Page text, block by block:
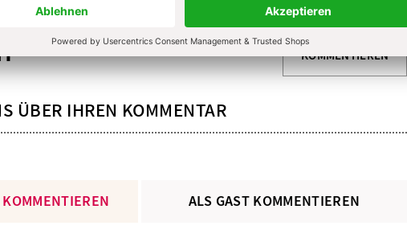
KOMMENTIEREN
ÜBER IHREN KOMMENTAR
ALS GAST KOMMENTIEREN